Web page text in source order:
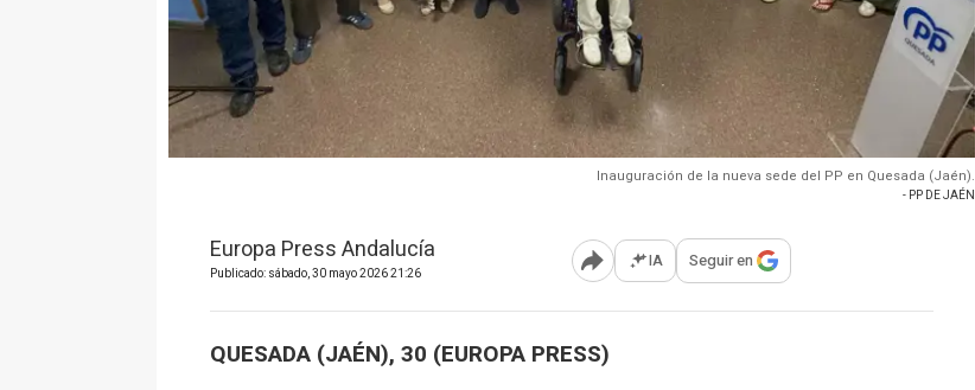
Inauguración de la nueva sede del PP en Quesada (Jaén).
- PP DE JAÉN
Europa Press Andalucía
Publicado: sábado, 30 mayo 2026 21:26 Abrir opciones para compartir
IA Seguir en
QUESADA (JAÉN), 30 (EUROPA PRESS)